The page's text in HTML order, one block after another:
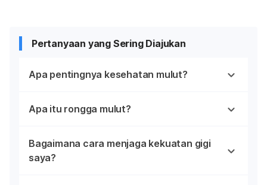
Pertanyaan yang Sering Diajukan
Apa pentingnya kesehatan mulut?
Apa itu rongga mulut?
Bagaimana cara menjaga kekuatan gigi
saya?